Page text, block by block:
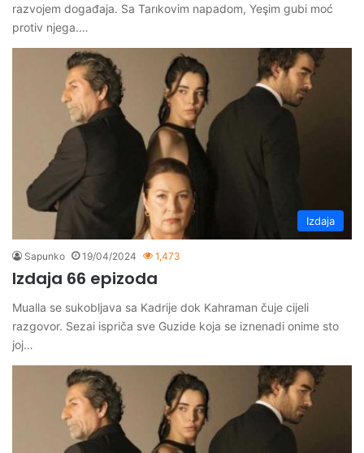
razvojem događaja. Sa Tarıkovim napadom, Yeşim gubi moć
protiv njega.…
Izdaja
Sapunko 19/04/2024 1,473
Izdaja 66 epizoda
Mualla se sukobljava sa Kadrije dok Kahraman čuje cijeli
razgovor. Sezai ispriča sve Guzide koja se iznenadi onime sto
joj…